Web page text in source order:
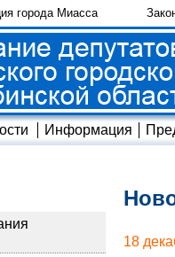
города Миасса
Информация
18